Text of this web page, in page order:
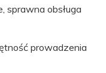
sprawna obsługa
prowadzenia